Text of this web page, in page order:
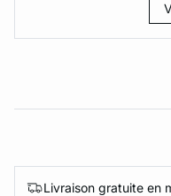
Livraison gratuite en